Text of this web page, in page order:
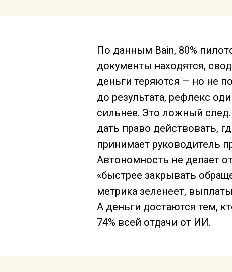
По данным Bain, 80%
документы находятся,
деньги теряются — но не
до результата, рефлекс
сильнее. Это ложный
дать право действовать,
принимает руководитель
Автономность не делает
«быстрее закрывать
метрика зеленеет,
А деньги достаются тем,
74% всей отдачи от ИИ.